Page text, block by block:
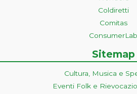
Coldiretti
Comitas
ConsumerLab
Sitemap
Cultura, Musica e
Eventi Folk e